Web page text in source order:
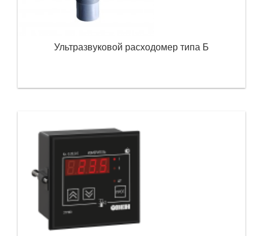
Ультразвуковой расходомер типа Б